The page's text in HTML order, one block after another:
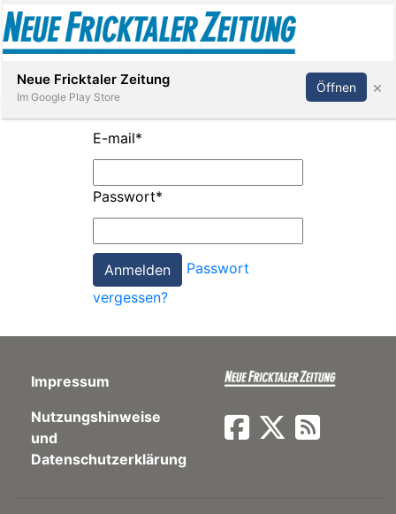
Paper
App
Abonnieren Anmelden
E-mail*
Passwort*
Passwort
vergessen?
Impressum
Nutzungshinweise
und
Datenschutzerklärung
Neue Fricktaler Zeitung
Im Google Play Store
Öffnen ×